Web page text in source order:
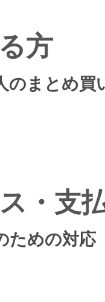
方
のまとめ買
・支
ための対応